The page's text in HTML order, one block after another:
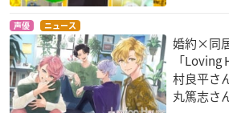
声優 ニュース
婚約×同
「
村良平さ
丸篤志さ